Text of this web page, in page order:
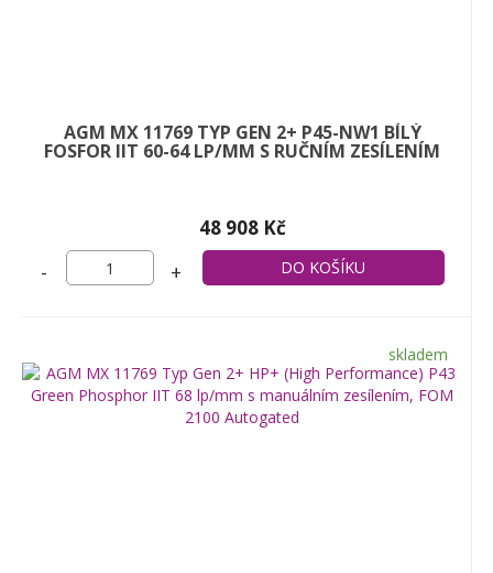
AGM MX 11769 TYP GEN 2+ P45-NW1 BÍLÝ
FOSFOR IIT 60-64 LP/MM S RUČNÍM ZESÍLENÍM
48 908 Kč
- +
skladem